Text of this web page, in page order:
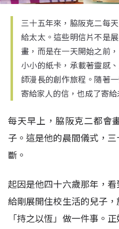
三十五年來，脇阪克二每
給太太。這些明信片不是
畫，而是在一天開始之前
小小的紙卡，承載著靈感
師漫長的創作旅程。隨著
寄給家人的信，也成了寄給
每天早上，脇阪克二都會
子。這是他的晨間儀式，
斷。
起因是他四十六歲那年，
給剛展開住校生活的兒子
「持之以恆」做一件事。